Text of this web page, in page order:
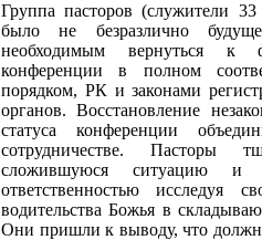
Группа пасторов (служители
было не безразлично
необходимым вернуться к
конференции в полном
порядком, РК и законами
органов. Восстановление
статуса конференции
сотрудничестве. Пасторы
сложившуюся ситуацию и
ответственностью исследуя
водительства Божья в
Они пришли к выво­ду, что